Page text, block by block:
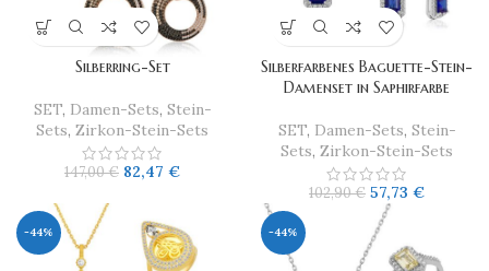
Silberring-Set
SET, Damen-Sets, Stein-
Sets, Zirkon-Stein-Sets
147,00€ 82,47 €
Silberfarbenes Baguette-Stein-
Damenset in Saphirfarbe
SET, Damen-Sets, Stein-
Sets, Zirkon-Stein-Sets
102,90€ 57,73 €
-44% -44%